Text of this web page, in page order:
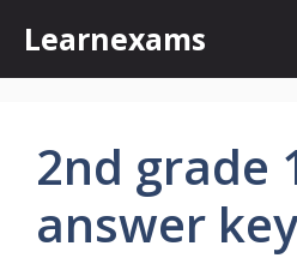
content
Learnexams
2nd grade
answer